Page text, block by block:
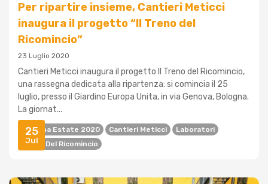
25
Jul
Per ripartire insieme, Cantieri Meticci
inaugura il progetto “Il Treno del
Ricomincio”
23 Luglio 2020
Cantieri Meticci inaugura il progetto Il Treno del Ricomincio,
una rassegna dedicata alla ripartenza: si comincia il 25
luglio, presso il Giardino Europa Unita, in via Genova, Bologna.
La giornat...
Bologna Estate 2020 Cantieri Meticci
Laboratori
Treno Del Ricomincio